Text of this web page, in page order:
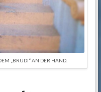
„BRUDI“ AN DER HAND.